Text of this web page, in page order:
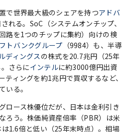
で世界最大級のシェアを持つアドバ
れる。SoC（システムオンチップ、
路を1つのチップに集約）向けの検
トバンクグループ （9984）も、半導
ディングス の株式を20.7兆円（25年
さらにインテルに約3000億円出資
ティングを約1兆円で買収するなど、
いる。
ロース株優位だが、日本は金利引き
ろう。株価純資産倍率（PBR）は米
1.6倍と低い（25年末時点）。相場